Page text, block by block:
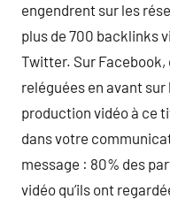
engendrent sur les
plus de 700 backlinks
Twitter. Sur
reléguées en avant
production vidéo à ce
dans votre
message : 80% des
vidéo qu’ils ont